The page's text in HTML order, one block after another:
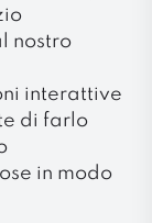
nostro
interattive
di farlo
in modo